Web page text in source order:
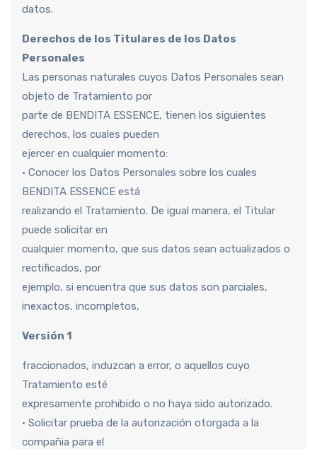
datos.
Derechos de los Titulares de los Datos
Personales
Las personas naturales cuyos Datos Personales sean
objeto de Tratamiento por
parte de BENDITA ESSENCE, tienen los siguientes
derechos, los cuales pueden
ejercer en cualquier momento:
• Conocer los Datos Personales sobre los cuales
BENDITA ESSENCE está
realizando el Tratamiento. De igual manera, el Titular
puede solicitar en
cualquier momento, que sus datos sean actualizados o
rectificados, por
ejemplo, si encuentra que sus datos son parciales,
inexactos, incompletos,
Versión 1
fraccionados, induzcan a error, o aquellos cuyo
Tratamiento esté
expresamente prohibido o no haya sido autorizado.
• Solicitar prueba de la autorización otorgada a la
compañia para el